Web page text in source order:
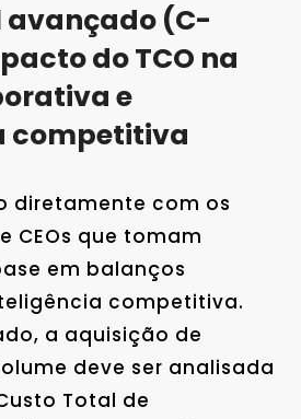
avançado (C-
do TCO na
e
competitiva
diretamente com os
CEOs que tomam
em balanços
competitiva.
a aquisição de
deve ser analisada
Total de